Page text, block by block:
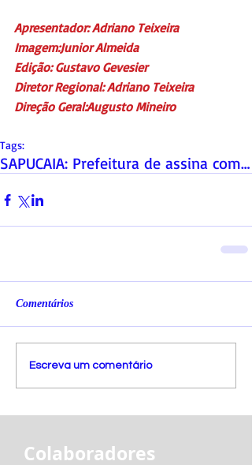
Apresentador: Adriano Teixeira
Imagem:Junior Almeida
Edição: Gustavo Gevesier
Diretor Regional: Adriano Teixeira
Direção Geral:Augusto Mineiro
Tags:
SAPUCAIA: Prefeitura de assina com a Câmara Ítalo-
Comentários
Escreva um comentário
Colaboradores